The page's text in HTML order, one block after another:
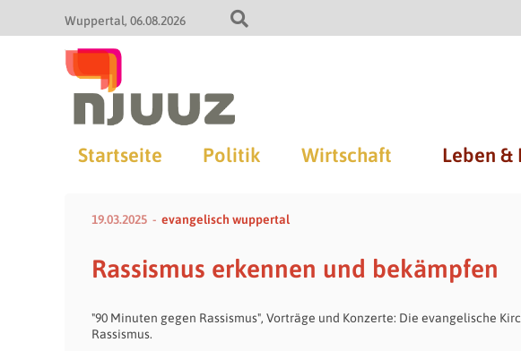
Wuppertal 06.08.2026
Startseite Politik Wirtschaft Leben &
19.03.2025 evangelisch wuppertal
Rassismus erkennen und bekämpfen
"90 Minuten gegen Rassismus", Vorträge und Konzerte: Die evangelische
Rassismus.